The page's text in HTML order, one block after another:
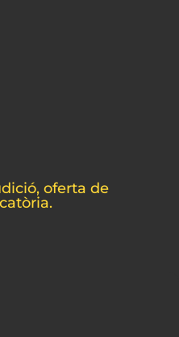
oferta de